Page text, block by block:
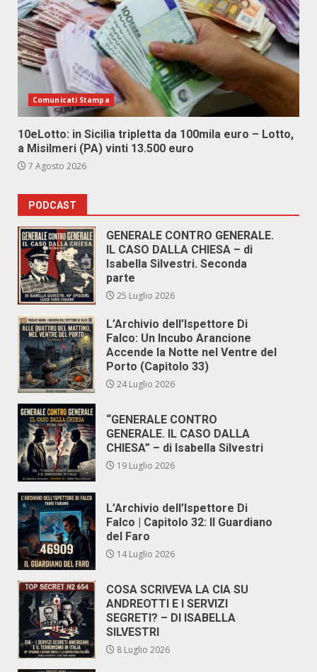
Comunicati Stampa
10eLotto: in Sicilia tripletta da 100mila euro – Lotto,
a Misilmeri (PA) vinti 13.500 euro
7 Agosto 2026
PODCAST
GENERALE CONTRO GENERALE.
IL CASO DALLA CHIESA – di
Isabella Silvestri. Seconda
parte
25 Luglio 2026
L’Archivio dell’Ispettore Di
Falco: Un Incubo Arancione
Accende la Notte nel Ventre del
Porto (Capitolo 33)
24 Luglio 2026
“GENERALE CONTRO
GENERALE. IL CASO DALLA
CHIESA” – di Isabella Silvestri
19 Luglio 2026
L’Archivio dell’Ispettore Di
Falco | Capitolo 32: Il Guardiano
del Faro
14 Luglio 2026
COSA SCRIVEVA LA CIA SU
ANDREOTTI E I SERVIZI
SEGRETI? – DI ISABELLA
SILVESTRI
8 Luglio 2026